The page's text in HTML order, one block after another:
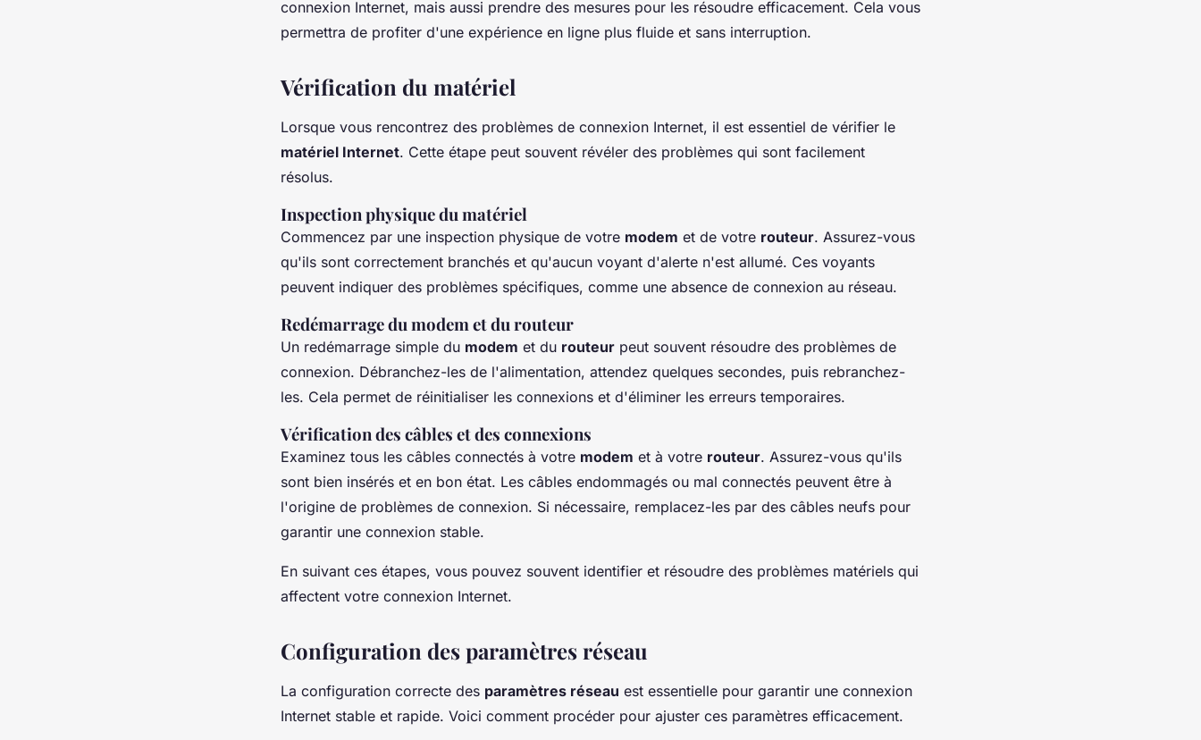
connexion Internet, mais aussi prendre des mesures pour les résoudre efficacement. Cela vous
permettra de profiter d'une expérience en ligne plus fluide et sans interruption.
Vérification du matériel
Lorsque vous rencontrez des problèmes de connexion Internet, il est essentiel de vérifier le
matériel Internet. Cette étape peut souvent révéler des problèmes qui sont facilement
résolus.
Inspection physique du matériel
Commencez par une inspection physique de votre modem et de votre routeur. Assurez-vous
qu'ils sont correctement branchés et qu'aucun voyant d'alerte n'est allumé. Ces voyants
peuvent indiquer des problèmes spécifiques, comme une absence de connexion au réseau.
Redémarrage du modem et du routeur
Un redémarrage simple du modem et du routeur peut souvent résoudre des problèmes de
connexion. Débranchez-les de l'alimentation, attendez quelques secondes, puis rebranchez-
les. Cela permet de réinitialiser les connexions et d'éliminer les erreurs temporaires.
Vérification des câbles et des connexions
Examinez tous les câbles connectés à votre modem et à votre routeur. Assurez-vous qu'ils
sont bien insérés et en bon état. Les câbles endommagés ou mal connectés peuvent être à
l'origine de problèmes de connexion. Si nécessaire, remplacez-les par des câbles neufs pour
garantir une connexion stable.
En suivant ces étapes, vous pouvez souvent identifier et résoudre des problèmes matériels qui
affectent votre connexion Internet.
Configuration des paramètres réseau
La configuration correcte des paramètres réseau est essentielle pour garantir une connexion
Internet stable et rapide. Voici comment procéder pour ajuster ces paramètres efficacement.